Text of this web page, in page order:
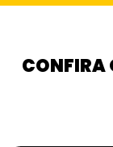
CONFIRA